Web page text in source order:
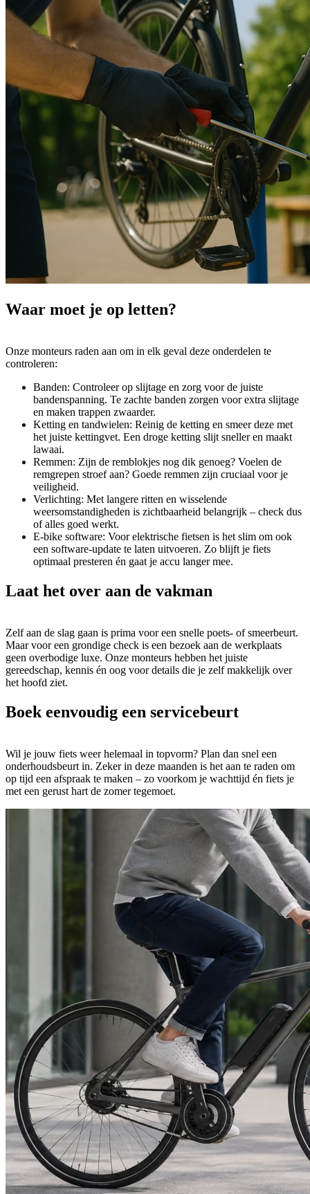
Waar moet je op letten?
Onze monteurs raden aan om in elk geval deze onderdelen te
controleren:
Banden: Controleer op slijtage en zorg voor de juiste
bandenspanning. Te zachte banden zorgen voor extra slijtage
en maken trappen zwaarder.
Ketting en tandwielen: Reinig de ketting en smeer deze met
het juiste kettingvet. Een droge ketting slijt sneller en maakt
lawaai.
Remmen: Zijn de remblokjes nog dik genoeg? Voelen de
remgrepen stroef aan? Goede remmen zijn cruciaal voor je
veiligheid.
Verlichting: Met langere ritten en wisselende
weersomstandigheden is zichtbaarheid belangrijk – check dus
of alles goed werkt.
E-bike software: Voor elektrische fietsen is het slim om ook
een software-update te laten uitvoeren. Zo blijft je fiets
optimaal presteren én gaat je accu langer mee.
Laat het over aan de vakman
Zelf aan de slag gaan is prima voor een snelle poets- of smeerbeurt.
Maar voor een grondige check is een bezoek aan de werkplaats
geen overbodige luxe. Onze monteurs hebben het juiste
gereedschap, kennis én oog voor details die je zelf makkelijk over
het hoofd ziet.
Boek eenvoudig een servicebeurt
Wil je jouw fiets weer helemaal in topvorm? Plan dan snel een
onderhoudsbeurt in. Zeker in deze maanden is het aan te raden om
op tijd een afspraak te maken – zo voorkom je wachttijd én fiets je
met een gerust hart de zomer tegemoet.